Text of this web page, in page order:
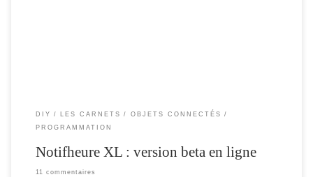
DIY LES CARNETS
OBJETS CONNECTÉS
PROGRAMMATION
Notifheure XL : version beta en ligne
11 commentaires